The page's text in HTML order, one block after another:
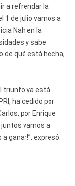
a refrendar la
1 de julio vamos a
Nah en la
y sabe
de qué está hecha,
triunfo ya está
ha cedido por
por Enrique
juntos vamos a
ganar!”, expresó.